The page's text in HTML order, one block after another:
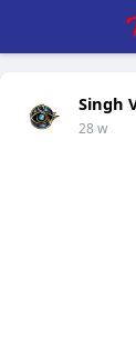
Singh
28 w